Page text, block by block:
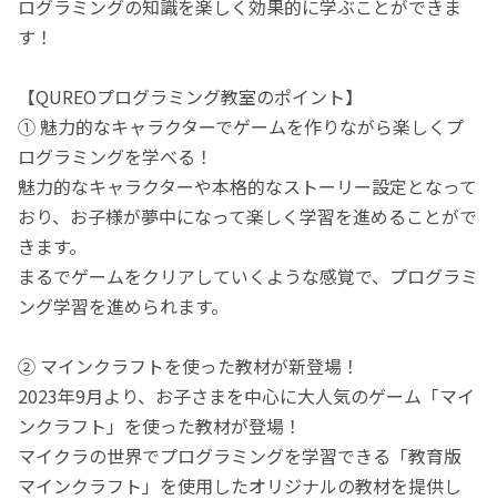
ログラミングの知識を楽しく効果的に学ぶことができま
す！
【QUREOプログラミング教室のポイント】
① 魅力的なキャラクターでゲームを作りながら楽しくプ
ログラミングを学べる！
魅力的なキャラクターや本格的なストーリー設定となって
おり、お子様が夢中になって楽しく学習を進めることがで
きます。
まるでゲームをクリアしていくような感覚で、プログラミ
ング学習を進められます。
② マインクラフトを使った教材が新登場！
2023年9月より、お子さまを中心に大人気のゲーム「マイ
ンクラフト」を使った教材が登場！
マイクラの世界でプログラミングを学習できる「教育版
マインクラフト」を使用したオリジナルの教材を提供し